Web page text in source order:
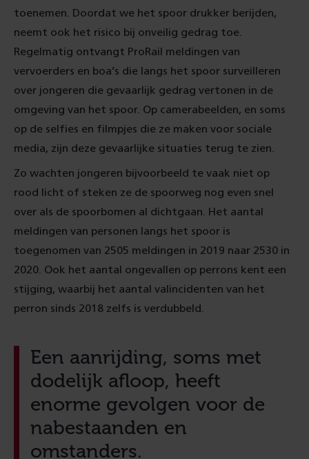
toenemen. Doordat we het spoor drukker berijden,
neemt ook het risico bij onveilig gedrag toe.
Regelmatig ontvangt ProRail meldingen van
vervoerders en boa’s die langs het spoor surveilleren
over jongeren die gevaarlijk gedrag vertonen in de
omgeving van het spoor. Op camerabeelden, en soms
op de selfies en filmpjes die ze maken voor sociale
media, zijn deze gevaarlijke situaties terug te zien.
Zo wachten jongeren bijvoorbeeld te vaak niet op
rood licht of steken ze de spoorweg nog even snel
over als de spoorbomen al dichtgaan. Het aantal
meldingen van personen langs het spoor is
toegenomen van 2505 meldingen in 2019 naar 2530 in
2020. Ook het aantal ongevallen op perrons kent een
stijging, waarbij het aantal valincidenten van het
perron sinds 2018 zelfs is verdubbeld.
Een aanrijding, soms met
dodelijk afloop, heeft
enorme gevolgen voor de
nabestaanden en
omstanders.